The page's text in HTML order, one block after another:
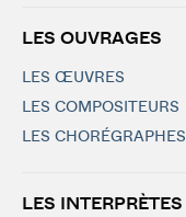
LES OUVRAGES
LES ŒUVRES
LES COMPOSITEURS
LES CHORÉGRAPHES
LES INTERPRÈTES